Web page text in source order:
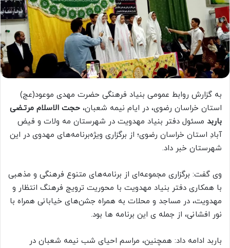
به گزارش روابط عمومی بنیاد فرهنگی حضرت مهدی موعود(عج)
استان خراسان رضوی، در ایام نیمه شعبان، حجت الاسلام مرتـضی
باربد مسئول دفتر بنیاد مهدویت در شهرستان مه ولات و فیض
آبادِ استان خراسان رضوی؛ از برگزاری ویژه‌برنامه‌های مهدوی در این
شهرستان خبر داد.
وی گفت: برگزاری مجموعه‌ای از برنامه‌های متنوع فرهنگی و مذهبی
با همکاری دفتر بنیاد مهدویت با محوریت ترویج فرهنگ انتظار و
مهدویت، در مساجد و محلات به همراه جشن‌های خیابانی همراه با
نور افشانی، از جمله ی این برنامه ها بود.
باربد ادامه داد: همچنین، مراسم احیای شب نیمه شعبان در